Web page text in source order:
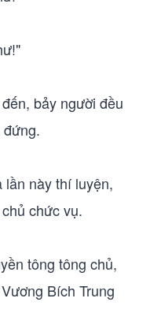
bảy người đều
lần này thí luyện,
chức vụ.
tông tông chủ,
Bích Trung